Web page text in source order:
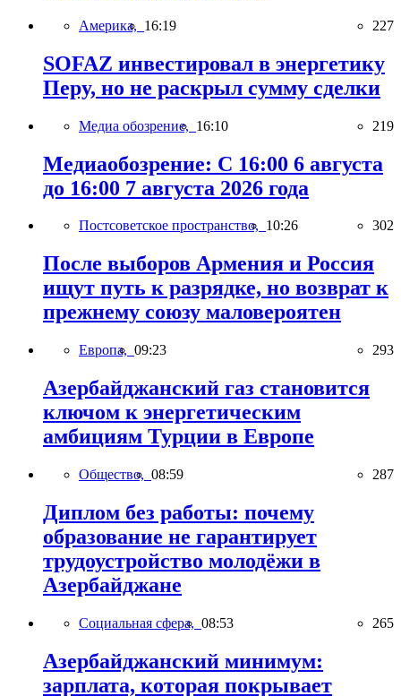
Америка, 16:19 227
SOFAZ инвестировал в энергетику
Перу, но не раскрыл сумму сделки
Медиа обозрение, 16:10 219
Медиаобозрение: С 16:00 6 августа
до 16:00 7 августа 2026 года
Постсоветское пространство, 10:26 302
После выборов Армения и Россия
ищут путь к разрядке, но возврат к
прежнему союзу маловероятен
Европа, 09:23 293
Азербайджанский газ становится
ключом к энергетическим
амбициям Турции в Европе
Общество, 08:59 287
Диплом без работы: почему
образование не гарантирует
трудоустройство молодёжи в
Азербайджане
Социальная сфера, 08:53 265
Азербайджанский минимум:
зарплата, которая покрывает